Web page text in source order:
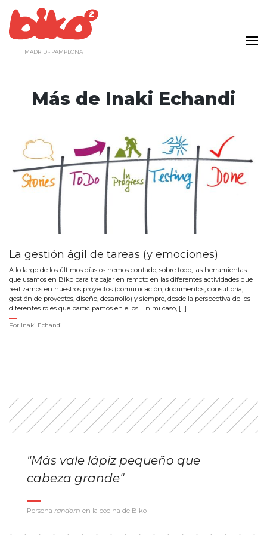
contenido
MADRID - PAMPLONA
Más de Inaki Echandi
La gestión ágil de tareas (y emociones)
A lo largo de los últimos días os hemos contado, sobre todo, las herramientas
que usamos en Biko para trabajar en remoto en las diferentes actividades que
realizamos en nuestros proyectos (comunicación, documentos, consultoría,
gestión de proyectos, diseño, desarrollo) y siempre, desde la perspectiva de los
diferentes roles que participamos en ellos. En mi caso, […]
Por Inaki Echandi
"Más vale lápiz pequeño que
cabeza grande"
Persona random en la cocina de Biko